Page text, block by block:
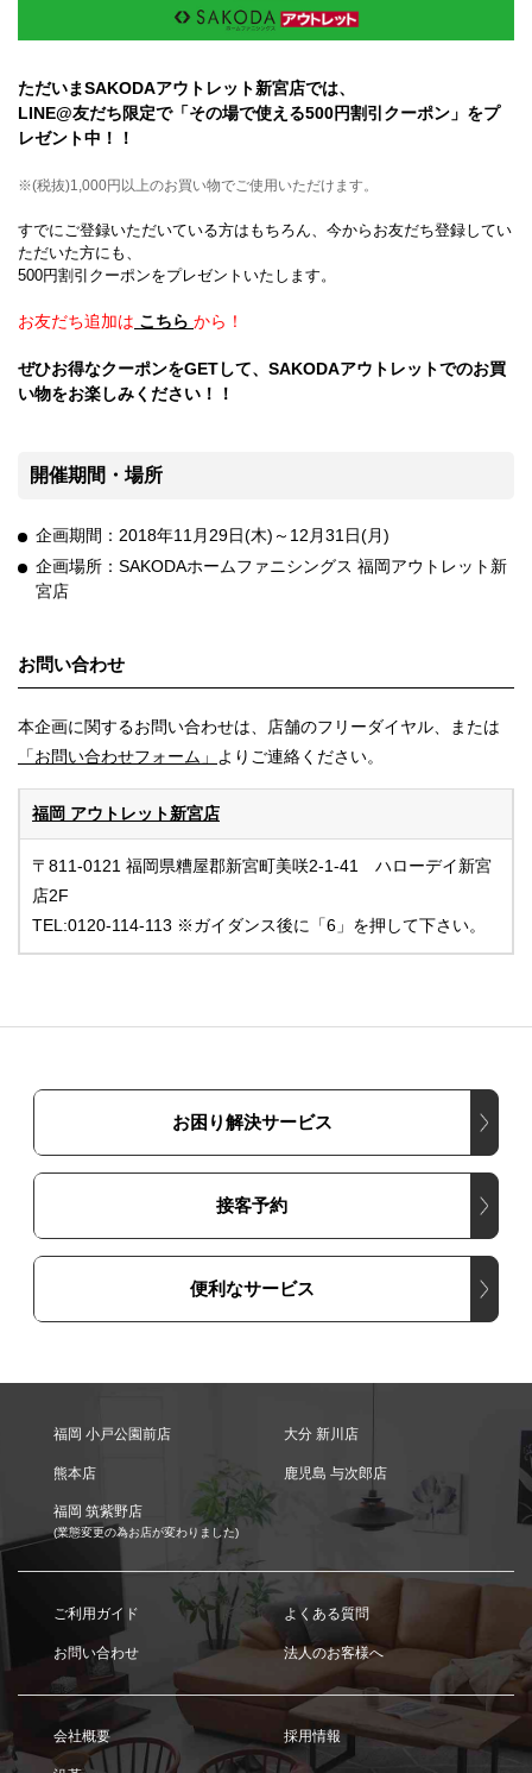
ただいまSAKODAアウトレット新宮店では、
LINE@友だち限定で「その場で使える500円割引クーポン」をプ
レゼント中！！
※(税抜)1,000円以上のお買い物でご使用いただけます。
すでにご登録いただいている方はもちろん、今からお友だち登録してい
ただいた方にも、
500円割引クーポンをプレゼントいたします。
お友だち追加は こちら から！
ぜひお得なクーポンをGETして、SAKODAアウトレットでのお買
い物をお楽しみください！！
開催期間・場所
企画期間：2018年11月29日(木)～12月31日(月)
企画場所：SAKODAホームファニシングス 福岡アウトレット新
宮店
お問い合わせ
本企画に関するお問い合わせは、店舗のフリーダイヤル、または
「お問い合わせフォーム」
よりご連絡ください。
福岡 アウトレット新宮店
〒811-0121 福岡県糟屋郡新宮町美咲2-1-41 ハローデイ新宮
店2F
TEL:0120-114-113 ※ガイダンス後に「6」を押して下さい。
お困り解決サービス
接客予約
便利なサービス
福岡 小戸公園前店 大分 新川店
熊本店 鹿児島 与次郎店
福岡 筑紫野店
(業態変更の為お店が変わりました)
ご利用ガイド よくある質問
お問い合わせ 法人のお客様へ
会社概要 採用情報